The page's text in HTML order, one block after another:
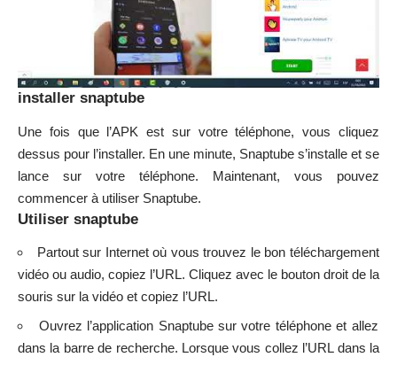
installer snaptube
Une fois que l’APK est sur votre téléphone, vous cliquez
dessus pour l’installer. En une minute, Snaptube s’installe et se
lance sur votre téléphone. Maintenant, vous pouvez
commencer à utiliser Snaptube.
Utiliser snaptube
Partout sur Internet où vous trouvez le bon téléchargement
vidéo ou audio, copiez l’URL. Cliquez avec le bouton droit de la
souris sur la vidéo et copiez l’URL.
Ouvrez l’application Snaptube sur votre téléphone et allez
dans la barre de recherche. Lorsque vous collez l’URL dans la